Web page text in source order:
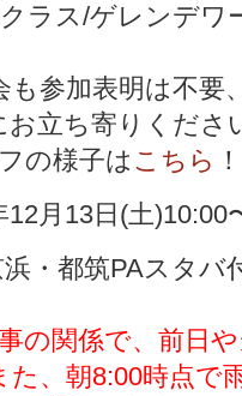
ラス/ゲレンデワ
も参加表明は不要
お立ち寄りくださ
の様子は こちら ！
12月13日(土)10:00
浜・都筑PAスタバ
の関係で、前日
た、朝8:00時点で